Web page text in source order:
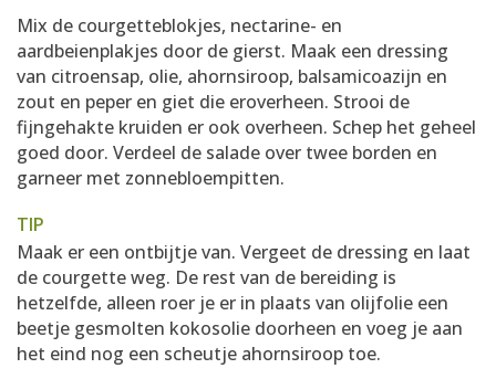
Mix de courgetteblokjes, nectarine- en
aardbeienplakjes door de gierst. Maak een dressing
van citroensap, olie, ahornsiroop, balsamicoazijn en
zout en peper en giet die eroverheen. Strooi de
fijngehakte kruiden er ook overheen. Schep het geheel
goed door. Verdeel de salade over twee borden en
garneer met zonnebloempitten.
TIP
Maak er een ontbijtje van. Vergeet de dressing en laat
de courgette weg. De rest van de bereiding is
hetzelfde, alleen roer je er in plaats van olijfolie een
beetje gesmolten kokosolie doorheen en voeg je aan
het eind nog een scheutje ahornsiroop toe.